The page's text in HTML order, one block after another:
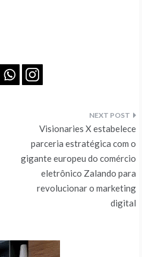
Visionaries X estabelece
parceria estratégica com o
gigante europeu do comércio
eletrônico Zalando para
revolucionar o marketing
digital